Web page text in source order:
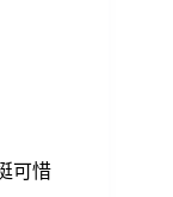
可惜